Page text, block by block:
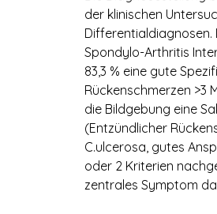
der klinischen
Differentialdiagnosen.
Spondylo-Arthritis
83,3 % eine gute
Rückenschmerzen >3
die Bildgebung eine
(Entzündlicher
C.ulcerosa, gutes
oder 2 Kriterien
zentrales Symptom